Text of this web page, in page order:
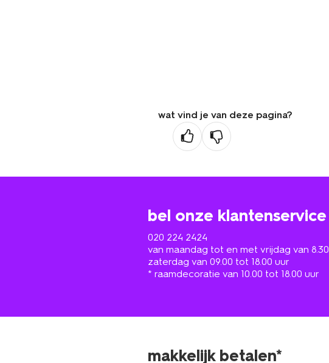
wat vind je van deze pagina?
bel onze klantenservice
020 224 2424
van maandag tot en met vrijdag van
zaterdag van 09.00 tot 18.00 uur
* raamdecoratie van 10.00 tot 18.00 uur
makkelijk betalen*